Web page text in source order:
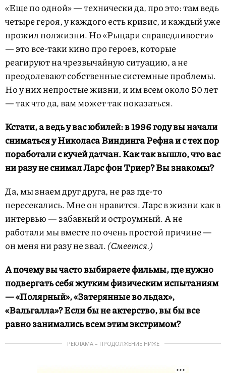
«Еще по одной» — технически да, про это: там ведь
четыре героя, у каждого есть кризис, и каждый уже
прожил полжизни. Но «Рыцари справедливости»
— это все-таки кино про героев, которые
реагируют на чрезвычайную ситуацию, а не
преодолевают собственные системные проблемы.
Но у них непростые жизни, и им всем около 50 лет
— так что да, вам может так показаться.
Кстати, а ведь у вас юбилей: в 1996 году вы начали
сниматься у Николаса Виндинга Рефна и с тех пор
поработали с кучей датчан. Как так вышло, что вас
ни разу не снимал Ларс фон Триер? Вы знакомы?
Да, мы знаем друг друга, не раз где-то
пересекались. Мне он нравится. Ларс в жизни как в
интервью — забавный и остроумный. А не
работали мы вместе по очень простой причине —
он меня ни разу не звал.(Смеется.)
А почему вы часто выбираете фильмы, где нужно
подвергать себя жутким физическим испытаниям
— «Полярный», «Затерянные во льдах»,
«Вальгалла»? Если бы не актерство, вы бы все
равно занимались всем этим экстримом?
РЕКЛАМА – ПРОДОЛЖЕНИЕ НИЖЕ